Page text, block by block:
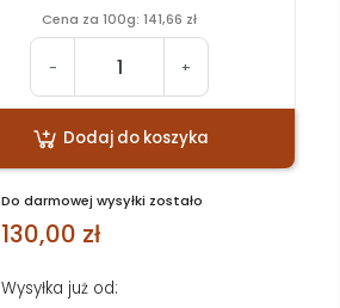
Cena za 100g: 141,66 zł
- +
Dodaj do koszyka
Do darmowej wysyłki zostało
130,00 zł
Wysyłka już od: